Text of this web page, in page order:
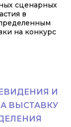
сценарных
в
на конкурс
И
ВЫСТАВКУ